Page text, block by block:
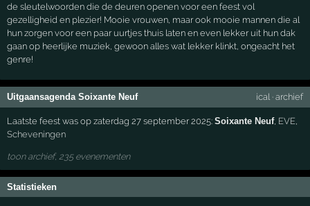
de sleutelwoorden die de deuren openen voor een feest vol
gezelligheid en plezier! Mooie vrouwen, maar ook mooie mannen die al
hun zorgen voor een paar uurtjes thuis laten en even lekker uit hun dak
gaan op heerlijke muziek, gewoon alles wat lekker klinkt, ongeacht het
genre!
Uitgaansagenda Soixante Neuf ical· archief
Laatste feest was op zaterdag 27 september 2025:Soixante Neuf, EVE
Scheveningen
toon archief, 235 evenementen
Statistieken